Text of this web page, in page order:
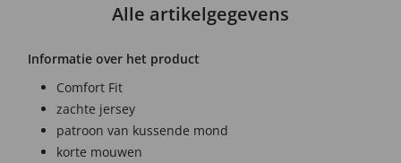
Alle artikelgegevens
Informatie over het product
Comfort Fit
zachte jersey
patroon van kussende mond
korte mouwen